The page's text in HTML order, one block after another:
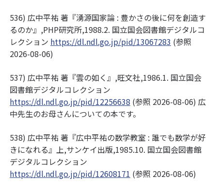
536) 広中平祐 著『湧源国家論 : 豊かさの後に何を創造す
るのか』,PHP研究所,1988.2. 国立国会図書館デジタルコ
レクション https://dl.ndl.go.jp/pid/13067283 (参照
2026-08-06)
537) 広中平祐 著『雲の如く』,旺文社,1986.1. 国立国会
図書館デジタルコレクション
https://dl.ndl.go.jp/pid/12256638 (参照 2026-08-06) 広
中先生のお母さんについての本です。
538) 広中平祐 著『広中平祐の数学教室 : 誰でも数学が好
きになれる』上,サンケイ出版,1985.10. 国立国会図書館
デジタルコレクション
https://dl.ndl.go.jp/pid/12608171 (参照 2026-08-06)